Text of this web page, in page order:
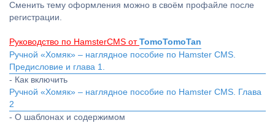
Сменить тему оформления можно в своём профайле после
регистрации.
Руководство по HamsterCMS от TomoTomoTan
Ручной «Хомяк» – наглядное пособие по Hamster CMS.
Предисловие и глава 1.
- Как включить
Ручной «Хомяк» – наглядное пособие по Hamster CMS. Глава
2
- О шаблонах и содержимом